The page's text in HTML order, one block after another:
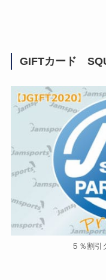
GIFTカード
５％割引